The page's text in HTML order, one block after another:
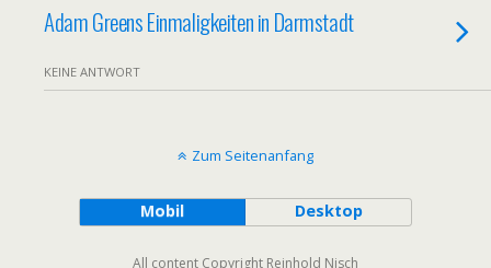
Adam Greens Einmaligkeiten in Darmstadt
KEINE ANTWORT
Zum Seitenanfang
Mobil Desktop
All content Copyright Reinhold Nisch